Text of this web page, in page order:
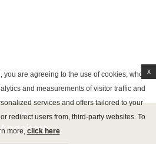
you are agreeing to the use of cookies, whose
and measurements of visitor traffic and
services and offers tailored to your
redirect users from, third-party websites. To
more, click here
x